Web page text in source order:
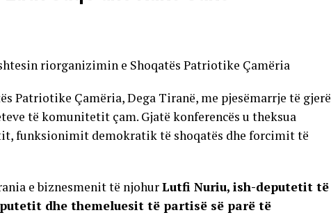
riorganizimin e Shoqatës Patriotike Çamëria
Patriotike Çamëria, Dega Tiranë, me pjesëmarrje të gjerë
të komunitetit çam. Gjatë konferencës u theksua
funksionimit demokratik të shoqatës dhe forcimit të
e biznesmenit të njohurLutfi Nuriu, ish-deputetit të
dhe themeluesit të partisë së parë të